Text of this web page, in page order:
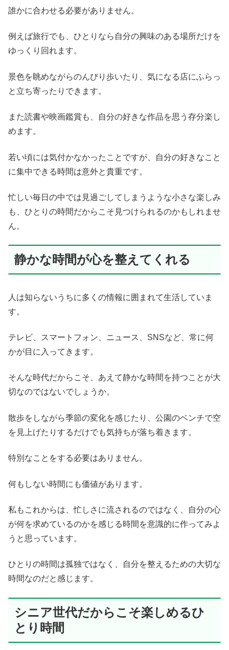
誰かに合わせる必要がありません。
例えば旅行でも、ひとりなら自分の興味のある場所だけを
ゆっくり回れます。
景色を眺めながらのんびり歩いたり、気になる店にふらっ
と立ち寄ったりできます。
また読書や映画鑑賞も、自分の好きな作品を思う存分楽し
めます。
若い頃には気付かなかったことですが、自分の好きなこと
に集中できる時間は意外と貴重です。
忙しい毎日の中では見過ごしてしまうような小さな楽しみ
も、ひとりの時間だからこそ見つけられるのかもしれませ
ん。
静かな時間が心を整えてくれる
人は知らないうちに多くの情報に囲まれて生活していま
す。
テレビ、スマートフォン、ニュース、SNSなど、常に何
かが目に入ってきます。
そんな時代だからこそ、あえて静かな時間を持つことが大
切なのではないでしょうか。
散歩をしながら季節の変化を感じたり、公園のベンチで空
を見上げたりするだけでも気持ちが落ち着きます。
特別なことをする必要はありません。
何もしない時間にも価値があります。
私もこれからは、忙しさに流されるのではなく、自分の心
が何を求めているのかを感じる時間を意識的に作ってみよ
うと思っています。
ひとりの時間は孤独ではなく、自分を整えるための大切な
時間なのだと感じます。
シニア世代だからこそ楽しめるひ
とり時間